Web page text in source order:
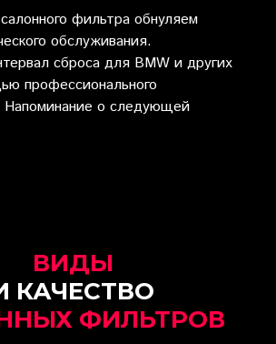
фильтра обнуляем
обслуживания.
сброса для BMW и других
профессионального
Напоминание о следующей
ВИДЫ
КАЧЕСТВО
ФИЛЬТРОВ